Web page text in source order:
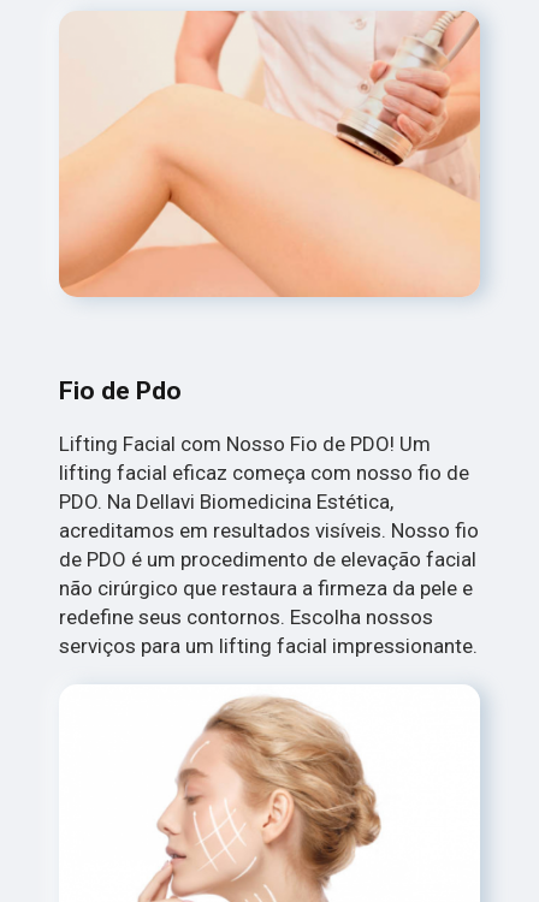
Fio de Pdo
Lifting Facial com Nosso Fio de PDO! Um
lifting facial eficaz começa com nosso fio de
PDO. Na Dellavi Biomedicina Estética,
acreditamos em resultados visíveis. Nosso fio
de PDO é um procedimento de elevação facial
não cirúrgico que restaura a firmeza da pele e
redefine seus contornos. Escolha nossos
serviços para um lifting facial impressionante.